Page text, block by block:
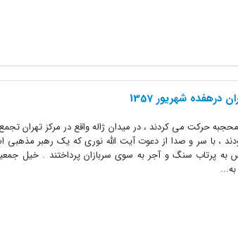
شهریور 1357
حرکت می کردند ، در میدان ژاله واقع در مرکز تهران
، با سر و صدا از دعوت آیت الله نوری که یک رهبر مذهبی
به پرتاب سنگ و آجر به سوی سربازان پرداختند . خیل